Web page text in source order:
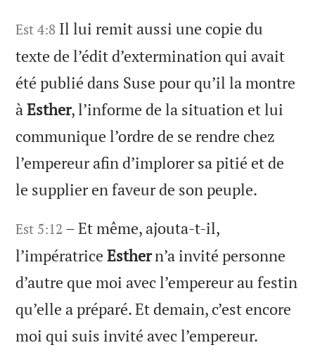
Est 4:8 Il lui remit aussi une copie du
texte de l’édit d’extermination qui avait
été publié dans Suse pour qu’il la montre
àEsther, l’informe de la situation et lui
communique l’ordre de se rendre chez
l’empereur afin d’implorer sa pitié et de
le supplier en faveur de son peuple.
Est 5:12 – Et même, ajouta-t-il,
l’impératriceEsthern’a invité personne
d’autre que moi avec l’empereur au festin
qu’elle a préparé. Et demain, c’est encore
moi qui suis invité avec l’empereur.